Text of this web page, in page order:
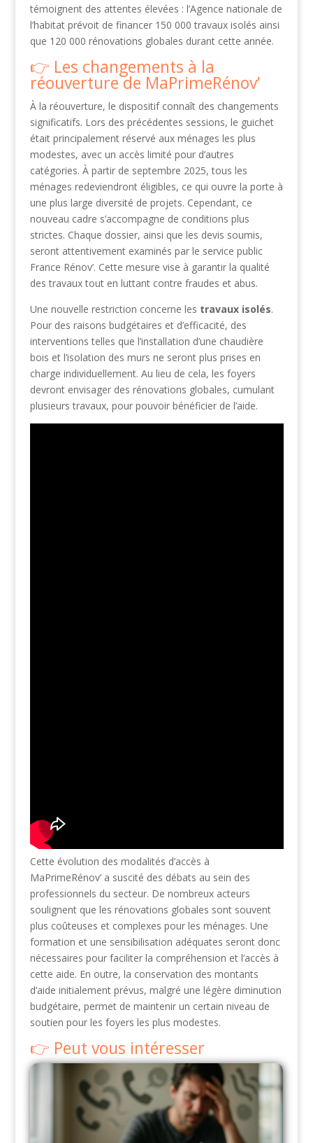
témoignent des attentes élevées : l’Agence nationale de
l’habitat prévoit de financer 150 000 travaux isolés ainsi
que 120 000 rénovations globales durant cette année.
Les changements à la
réouverture de MaPrimeRénov’
À la réouverture, le dispositif connaît des changements
significatifs. Lors des précédentes sessions, le guichet
était principalement réservé aux ménages les plus
modestes, avec un accès limité pour d’autres
catégories. À partir de septembre 2025, tous les
ménages redeviendront éligibles, ce qui ouvre la porte à
une plus large diversité de projets. Cependant, ce
nouveau cadre s’accompagne de conditions plus
strictes. Chaque dossier, ainsi que les devis soumis,
seront attentivement examinés par le service public
France Rénov’. Cette mesure vise à garantir la qualité
des travaux tout en luttant contre fraudes et abus.
Une nouvelle restriction concerne les travaux isolés.
Pour des raisons budgétaires et d’efficacité, des
interventions telles que l’installation d’une chaudière
bois et l’isolation des murs ne seront plus prises en
charge individuellement. Au lieu de cela, les foyers
devront envisager des rénovations globales, cumulant
plusieurs travaux, pour pouvoir bénéficier de l’aide.
Cette évolution des modalités d’accès à
MaPrimeRénov’ a suscité des débats au sein des
professionnels du secteur. De nombreux acteurs
soulignent que les rénovations globales sont souvent
plus coûteuses et complexes pour les ménages. Une
formation et une sensibilisation adéquates seront donc
nécessaires pour faciliter la compréhension et l’accès à
cette aide. En outre, la conservation des montants
d’aide initialement prévus, malgré une légère diminution
budgétaire, permet de maintenir un certain niveau de
soutien pour les foyers les plus modestes.
Peut vous intéresser